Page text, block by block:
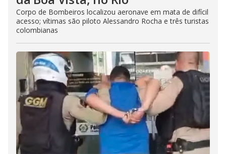
Corpo de Bombeiros localizou aeronave em mata de difícil
acesso; vítimas são piloto Alessandro Rocha e três turistas
colombianas